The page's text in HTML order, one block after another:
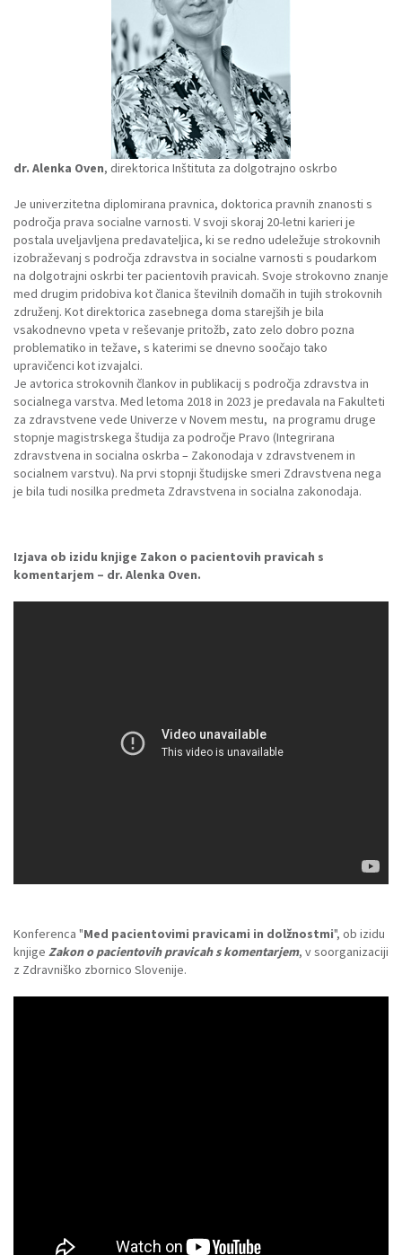
dr. Alenka Oven, direktorica Inštituta za dolgotrajno oskrbo
Je univerzitetna diplomirana pravnica, doktorica pravnih znanosti s
področja prava socialne varnosti. V svoji skoraj 20-letni karieri je
postala uveljavljena predavateljica, ki se redno udeležuje strokovnih
izobraževanj s področja zdravstva in socialne varnosti s poudarkom
na dolgotrajni oskrbi ter pacientovih pravicah. Svoje strokovno znanje
med drugim pridobiva kot članica številnih domačih in tujih strokovnih
združenj. Kot direktorica zasebnega doma starejših je bila
vsakodnevno vpeta v reševanje pritožb, zato zelo dobro pozna
problematiko in težave, s katerimi se dnevno soočajo tako
upravičenci kot izvajalci.
Je avtorica strokovnih člankov in publikacij s področja zdravstva in
socialnega varstva. Med letoma 2018 in 2023 je predavala na Fakulteti
za zdravstvene vede Univerze v Novem mestu, na programu druge
stopnje magistrskega študija za področje Pravo (Integrirana
zdravstvena in socialna oskrba – Zakonodaja v zdravstvenem in
socialnem varstvu). Na prvi stopnji študijske smeri Zdravstvena nega
je bila tudi nosilka predmeta Zdravstvena in socialna zakonodaja.
Izjava ob izidu knjige Zakon o pacientovih pravicah s
komentarjem – dr. Alenka Oven.
Konferenca "Med pacientovimi pravicami in dolžnostmi", ob izidu
knjige Zakon o pacientovih pravicah s komentarjem, v soorganizaciji
z Zdravniško zbornico Slovenije.